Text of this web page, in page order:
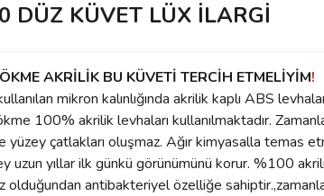
DÜZ KÜVET LÜX İLARGİ
AKRİLİK BU KÜVETİ TERCİH ETMELİYİM!
mikron kalınlığında akrilik kaplı ABS
100% akrilik levhaları kullanılmaktadır.
yüzey çatlakları oluşmaz. Ağır kimyasalla temas
uzun yıllar ilk günkü görünümünü korur. %100
olduğundan antibakteriyel özelliğe